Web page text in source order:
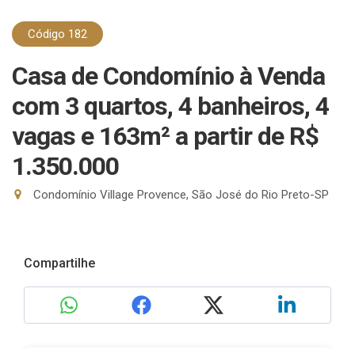
Código 182
Casa de Condomínio à Venda
com 3 quartos, 4 banheiros, 4
vagas e 163m² a partir de R$
1.350.000
Condomínio Village Provence, São José do Rio Preto-SP
Compartilhe